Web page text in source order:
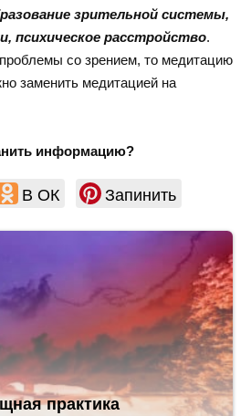
зрительной системы,
психическое расстройство.
со зрением, то медитацию
заменить медитацией на
информацию?
В ОК Запинить
практика